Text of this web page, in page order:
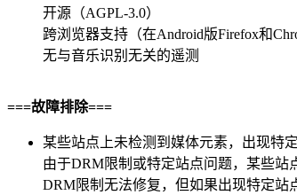
开源（AGPL-3.0）
跨浏览器支持（在Android版Firefox和
无与音乐识别无关的遥测
===故障排除===
某些站点上未检测到媒体元素，出现特
由于DRM限制或特定站点问题，某些站
DRM限制无法修复，但如果出现特定站